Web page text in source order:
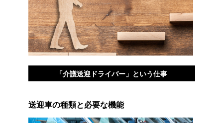
「介護送迎ドライバー」という仕事
送迎車の種類と必要な機能